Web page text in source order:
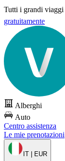
Tutti i grandi viaggi
gratuitamente
Alberghi
Auto
Centro assistenza
Le mie prenotazioni
IT | EUR